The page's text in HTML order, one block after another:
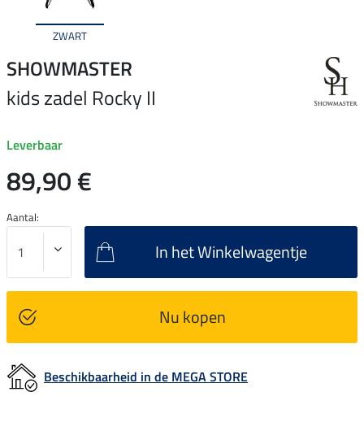
ZWART
SHOWMASTER
kids zadel Rocky II
Leverbaar
89,90 €
Aantal:
In het Winkelwagentje
Nu kopen
Beschikbaarheid in de MEGA STORE